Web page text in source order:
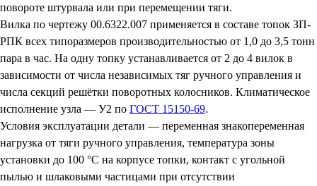
повороте штурвала или при перемещении тяги.
Вилка по чертежу 00.6322.007 применяется в составе топок ЗП-
РПК всех типоразмеров производительностью от 1,0 до 3,5 тонн
пара в час. На одну топку устанавливается от 2 до 4 вилок в
зависимости от числа независимых тяг ручного управления и
числа секций решётки поворотных колосников. Климатическое
исполнение узла — У2 по ГОСТ 15150-69.
Условия эксплуатации детали — переменная знакопеременная
нагрузка от тяги ручного управления, температура зоны
установки до 100 °C на корпусе топки, контакт с угольной
пылью и шлаковыми частицами при отсутствии